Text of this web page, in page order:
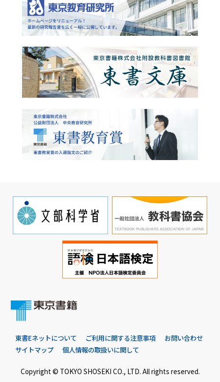
東書Eネットについて ご利用に関する注意事項
お問い合わせ
サイトマップ
個人情報の取扱いに関して
Copyright © TOKYO SHOSEKI CO., LTD. All rights reserved.